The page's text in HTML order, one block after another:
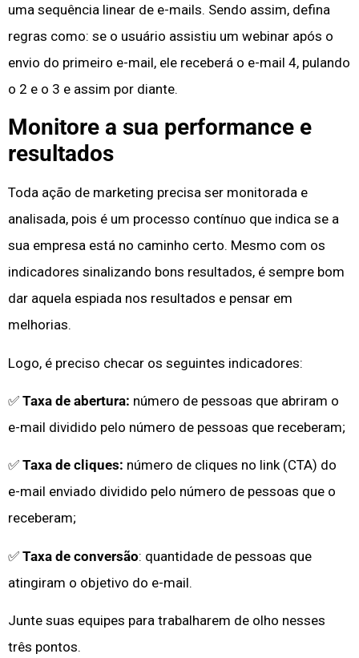
uma sequência linear de e-mails. Sendo assim, defina
regras como: se o usuário assistiu um webinar após o
envio do primeiro e-mail, ele receberá o e-mail 4, pulando
o 2 e o 3 e assim por diante.
Monitore a sua performance e
resultados
Toda ação de marketing precisa ser monitorada e
analisada, pois é um processo contínuo que indica se a
sua empresa está no caminho certo. Mesmo com os
indicadores sinalizando bons resultados, é sempre bom
dar aquela espiada nos resultados e pensar em
melhorias.
Logo, é preciso checar os seguintes indicadores:
✅ Taxa de abertura: número de pessoas que abriram o
e-mail dividido pelo número de pessoas que receberam;
✅ Taxa de cliques: número de cliques no link (CTA) do
e-mail enviado dividido pelo número de pessoas que o
receberam;
✅ Taxa de conversão: quantidade de pessoas que
atingiram o objetivo do e-mail.
Junte suas equipes para trabalharem de olho nesses
três pontos.